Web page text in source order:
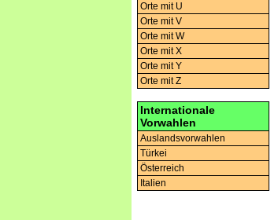
Orte mit U
Orte mit V
Orte mit W
Orte mit X
Orte mit Y
Orte mit Z
Internationale
Vorwahlen
Auslandsvorwahlen
Türkei
Österreich
Italien